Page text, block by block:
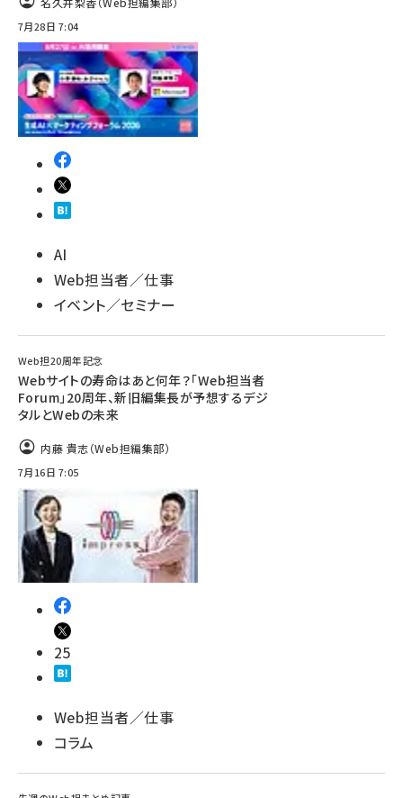
7月28日 7:04
AI
Web担当者／仕事
イベント／セミナー
Web担20周年記念
Webサイトの寿命はあと何年？「Web担当者
Forum」20周年、新旧編集長が予想するデジ
タルとWebの未来
内藤 貴志（Web担編集部）
7月16日 7:05
25
Web担当者／仕事
コラム